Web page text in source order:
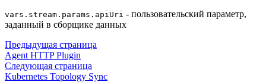
vars.stream.params.apiUri - пользовательский параметр,
заданный в сборщике данных
Предыдущая страница
Agent HTTP Plugin
Следующая страница
Kubernetes Topology Sync